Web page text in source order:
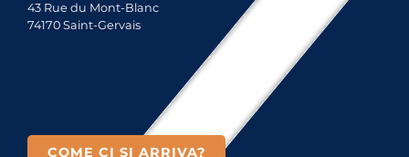
43 Rue du Mont-Blanc
74170 Saint-Gervais
COME CI SI ARRIVA?